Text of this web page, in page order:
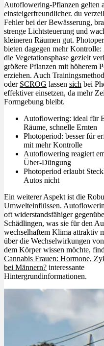
Autoflowering-Pflanzen gelten
einsteigerfreundlicher. du
Fehler bei der Bewässerung,
strenge Lichtsteuerung und
kleineren Räumen gut.
bieten dagegen mehr Kontrolle:
die Vegetationsphase gezielt
größere Pflanzen mit höherem
erziehen. Auch
oder SCROG lassen sich bei
effektiver einsetzen, da mehr
Formgebung bleibt.
Autoflowering: ideal für
Räume, schnelle Ernten
Photoperiod: besser für
mit mehr Kontrolle
Autoflowering reagiert
Über-Düngung
Photoperiod erlaubt
Autos nicht
Ein weiterer Aspekt ist die
Umwelteinflüssen.
oft widerstandsfähiger
Schädlingen, was sie für den
wechselhaftem Klima attraktiv
über die Wechselwirkungen
dem Körper wissen möchte,
Cannabis Frauen: Hormone,
bei Männern? interessante
Hintergrundinformationen.